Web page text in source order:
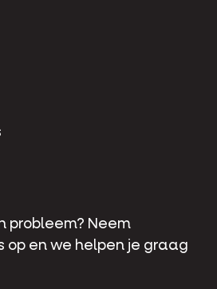
probleem? Neem
op en we helpen je graag